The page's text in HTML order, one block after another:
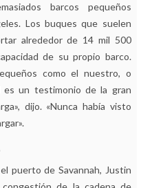
barcos pequeños
Los buques que suelen
alrededor de 14 mil 500
de su propio barco.
como el nuestro, o
es un testimonio de la gran
dijo. «Nunca había visto
puerto de Savannah, Justin